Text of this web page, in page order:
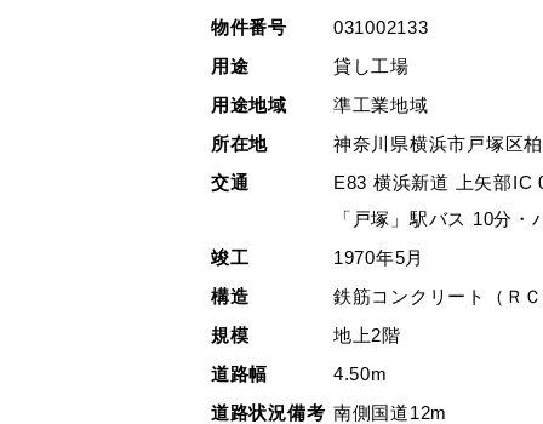
物件番号
031002133
用途
貸し工場
用途地域
準工業地域
所在地
神奈川県横浜市戸塚区
交通
E83 横浜新道 上矢部IC
「戸塚」駅バス 10分
竣工
1970年5月
構造
鉄筋コンクリート（Ｒ
規模
地上2階
道路幅
4.50m
道路状況備考 南側国道12m